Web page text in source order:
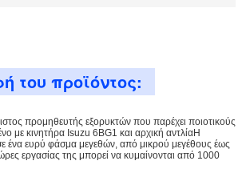
του προϊόντος:
προμηθευτής εξορυκτών που παρέχει ποιοτικούς
με κινητήρα Isuzu 6BG1 και αρχική αντλίαΗ
ένα ευρύ φάσμα μεγεθών, από μικρού μεγέθους έως
εργασίας της μπορεί να κυμαίνονται από 1000